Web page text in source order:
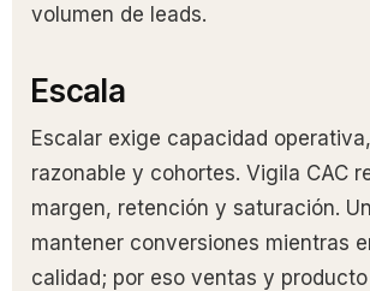
volumen de leads.
Escala
Escalar exige capacidad
razonable y cohortes. Vigila CAC
margen, retención y saturación.
mantener conversiones mientras
calidad; por eso ventas y